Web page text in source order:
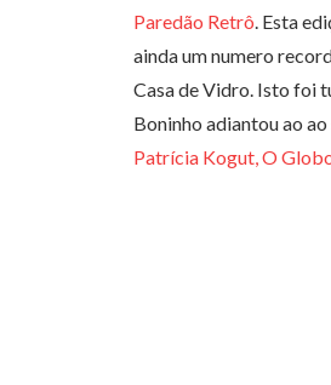
Paredão Retrô. Esta
ainda um numero
Casa de Vidro. Isto foi
Boninho adiantou ao ao
Patrícia Kogut, O